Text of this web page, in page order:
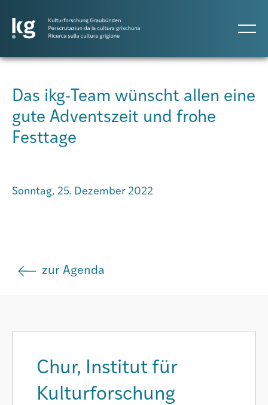
Atlas GR
Institut
Verein
Das ikg-Team wünscht allen eine
gute Adventszeit und frohe
Festtage
Sonntag, 25. Dezember 2022
zur Agenda
Chur, Institut für
Kulturforschung